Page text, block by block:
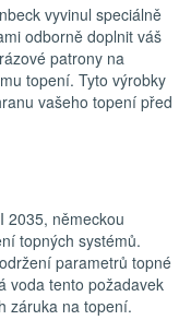
vyvinul speciálně
odborně doplnit váš
patrony na
topení. Tyto výrobky
vašeho topení před
2035, německou
topných systémů.
parametrů topné
voda tento požadavek
záruka na topení.